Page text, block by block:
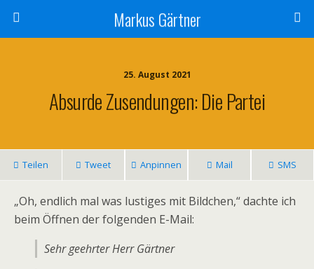
Markus Gärtner
25. August 2021
Absurde Zusendungen: Die Partei
Teilen Tweet Anpinnen Mail SMS
„Oh, endlich mal was lustiges mit Bildchen,“ dachte ich
beim Öffnen der folgenden E-Mail:
Sehr geehrter Herr Gärtner